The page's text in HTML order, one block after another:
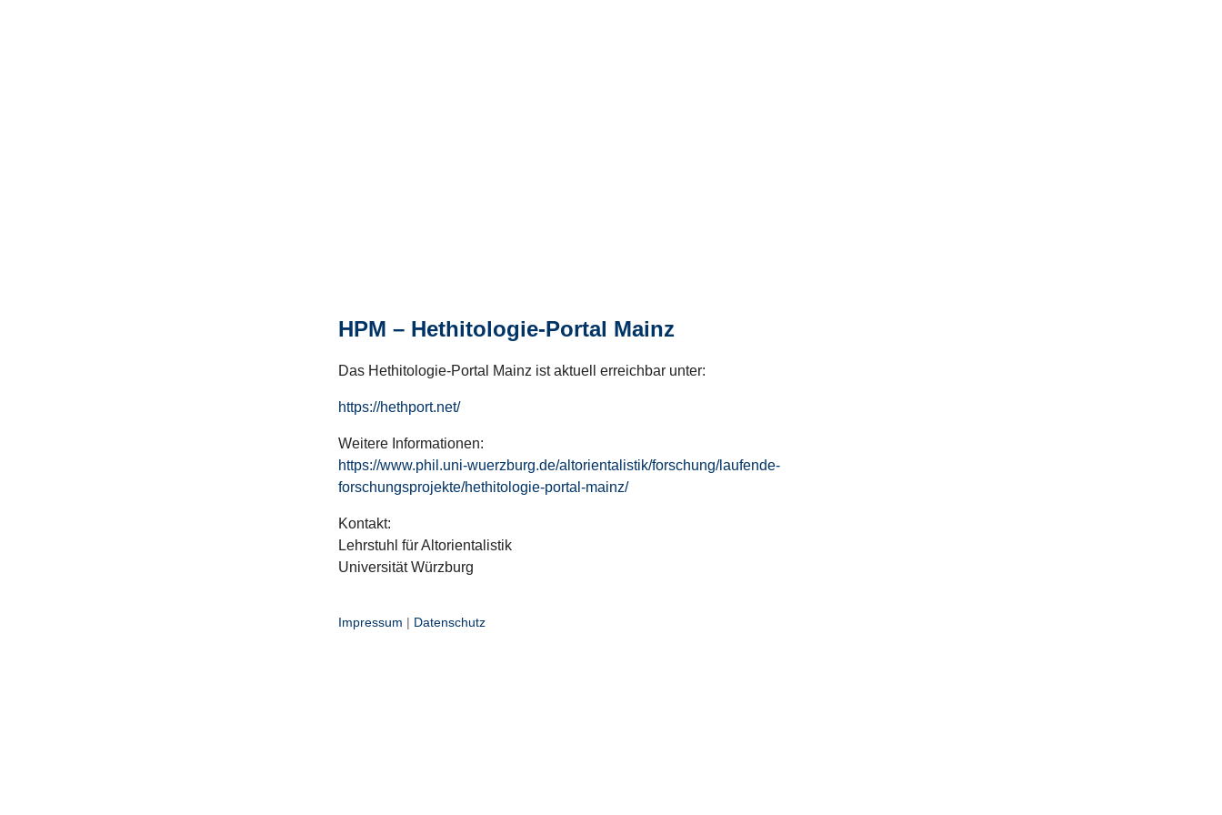
HPM – Hethitologie-Portal Mainz
Das Hethitologie-Portal Mainz ist aktuell erreichbar unter:
https://hethport.net/
Weitere Informationen:
https://www.phil.uni-wuerzburg.de/altorientalistik/forschung/laufende-
forschungsprojekte/hethitologie-portal-mainz/
Kontakt:
Lehrstuhl für Altorientalistik
Universität Würzburg
Impressum | Datenschutz